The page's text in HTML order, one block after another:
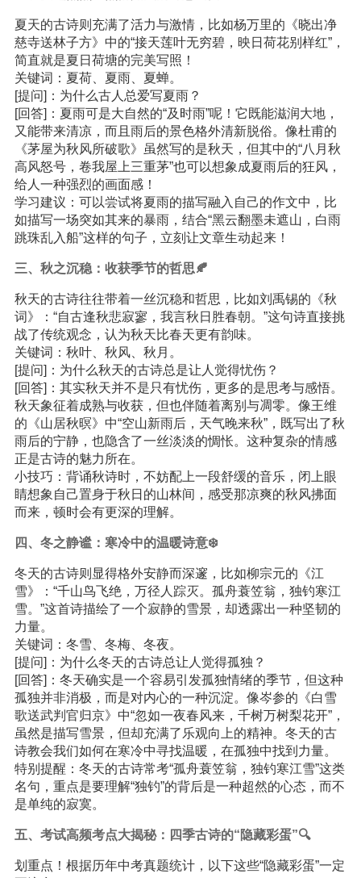
夏天的古诗则充满了活力与激情，比如杨万里的《晓出净
慈寺送林子方》中的“接天莲叶无穷碧，映日荷花别样红”，
简直就是夏日荷塘的完美写照！
关键词：夏荷、夏雨、夏蝉。
[提问]：为什么古人总爱写夏雨？
[回答]：夏雨可是大自然的“及时雨”呢！它既能滋润大地，
又能带来清凉，而且雨后的景色格外清新脱俗。像杜甫的
《茅屋为秋风所破歌》虽然写的是秋天，但其中的“八月秋
高风怒号，卷我屋上三重茅”也可以想象成夏雨后的狂风，
给人一种强烈的画面感！
学习建议：可以尝试将夏雨的描写融入自己的作文中，比
如描写一场突如其来的暴雨，结合“黑云翻墨未遮山，白雨
跳珠乱入船”这样的句子，立刻让文章生动起来！
三、秋之沉稳：收获季节的哲思🍂
秋天的古诗往往带着一丝沉稳和哲思，比如刘禹锡的《秋
词》：“自古逢秋悲寂寥，我言秋日胜春朝。”这句诗直接挑
战了传统观念，认为秋天比春天更有韵味。
关键词：秋叶、秋风、秋月。
[提问]：为什么秋天的古诗总是让人觉得忧伤？
[回答]：其实秋天并不是只有忧伤，更多的是思考与感悟。
秋天象征着成熟与收获，但也伴随着离别与凋零。像王维
的《山居秋暝》中“空山新雨后，天气晚来秋”，既写出了秋
雨后的宁静，也隐含了一丝淡淡的惆怅。这种复杂的情感
正是古诗的魅力所在。
小技巧：背诵秋诗时，不妨配上一段舒缓的音乐，闭上眼
睛想象自己置身于秋日的山林间，感受那凉爽的秋风拂面
而来，顿时会有更深的理解。
四、冬之静谧：寒冷中的温暖诗意❄️
冬天的古诗则显得格外安静而深邃，比如柳宗元的《江
雪》：“千山鸟飞绝，万径人踪灭。孤舟蓑笠翁，独钓寒江
雪。”这首诗描绘了一个寂静的雪景，却透露出一种坚韧的
力量。
关键词：冬雪、冬梅、冬夜。
[提问]：为什么冬天的古诗总让人觉得孤独？
[回答]：冬天确实是一个容易引发孤独情绪的季节，但这种
孤独并非消极，而是对内心的一种沉淀。像岑参的《白雪
歌送武判官归京》中“忽如一夜春风来，千树万树梨花开”，
虽然是描写雪景，但却充满了乐观向上的精神。冬天的古
诗教会我们如何在寒冷中寻找温暖，在孤独中找到力量。
特别提醒：冬天的古诗常考“孤舟蓑笠翁，独钓寒江雪”这类
名句，重点是要理解“独钓”的背后是一种超然的心态，而不
是单纯的寂寞。
五、考试高频考点大揭秘：四季古诗的“隐藏彩蛋”🔍
划重点！根据历年中考真题统计，以下这些“隐藏彩蛋”一定